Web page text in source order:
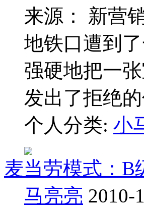
来源： 新
地铁口遭到
强硬地把一
发出了拒绝
个人分类: 小
麦当劳模式：B
马亮亮 2010-